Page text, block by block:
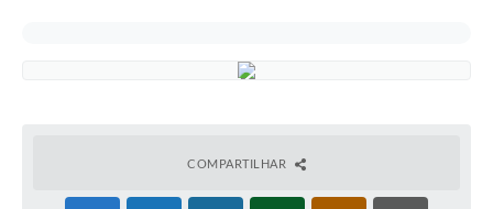
COMPARTILHAR